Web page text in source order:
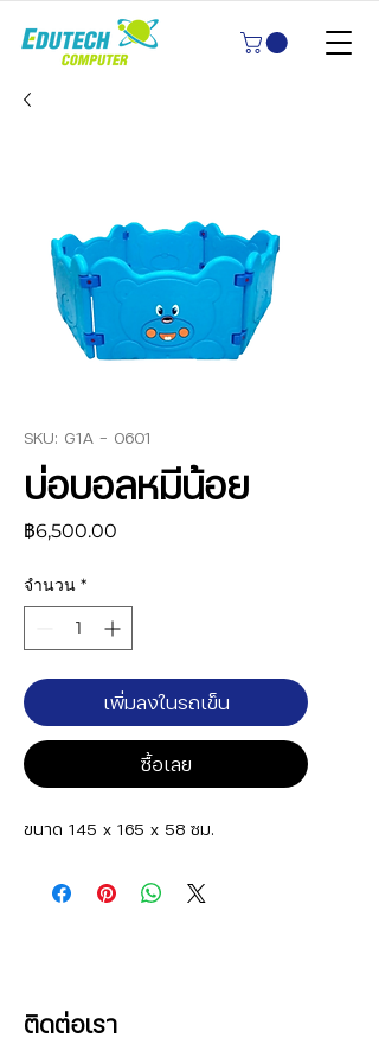
SKU: G1A - 0601
บ่อบอลหมีน้อย
฿6,500.00
จำนวน *
เพิ่มลงในรถเข็น
ซื้อเลย
ขนาด 145 x 165 x 58 ซม.
ติดต่อเรา